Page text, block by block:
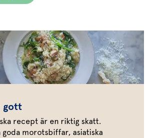
gott
recept är en riktig skatt.
goda morotsbiffar, asiatiska